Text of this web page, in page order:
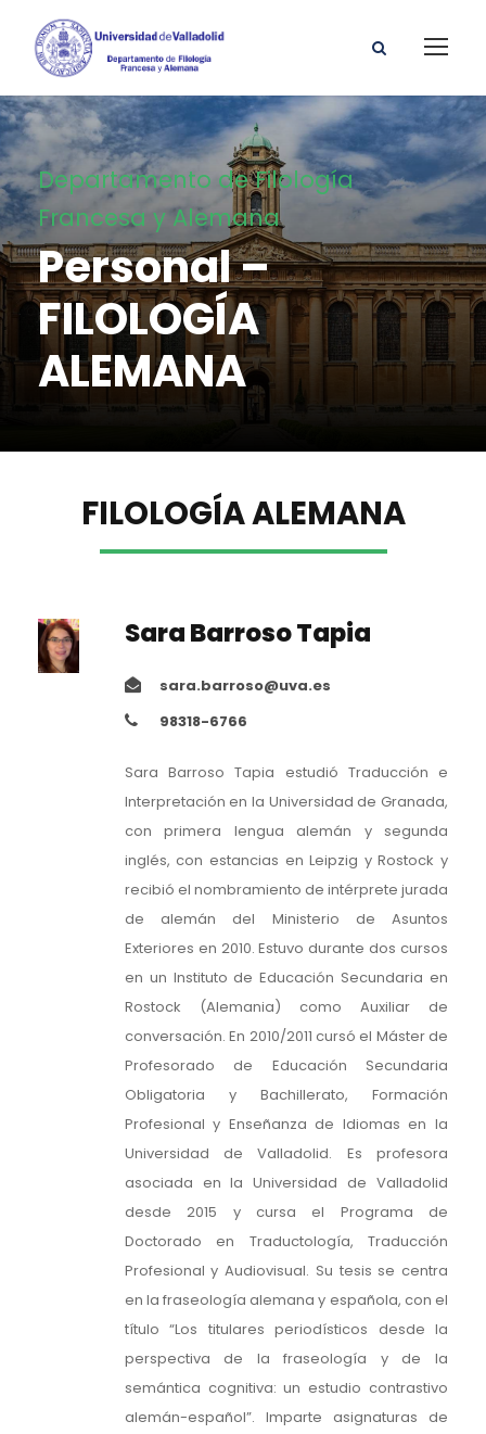
Departamento de Filología
Francesa y Alemana
Personal –
FILOLOGÍA
ALEMANA
FILOLOGÍA ALEMANA
Sara Barroso Tapia
sara.barroso@uva.es
98318-6766
Sara Barroso Tapia estudió Traducción e
Interpretación en la Universidad de Granada,
con primera lengua alemán y segunda
inglés, con estancias en Leipzig y Rostock y
recibió el nombramiento de intérprete jurada
de alemán del Ministerio de Asuntos
Exteriores en 2010. Estuvo durante dos cursos
en un Instituto de Educación Secundaria en
Rostock (Alemania) como Auxiliar de
conversación. En 2010/2011 cursó el Máster de
Profesorado de Educación Secundaria
Obligatoria y Bachillerato, Formación
Profesional y Enseñanza de Idiomas en la
Universidad de Valladolid. Es profesora
asociada en la Universidad de Valladolid
desde 2015 y cursa el Programa de
Doctorado en Traductología, Traducción
Profesional y Audiovisual. Su tesis se centra
en la fraseología alemana y española, con el
título “Los titulares periodísticos desde la
perspectiva de la fraseología y de la
semántica cognitiva: un estudio contrastivo
alemán-español”. Imparte asignaturas de